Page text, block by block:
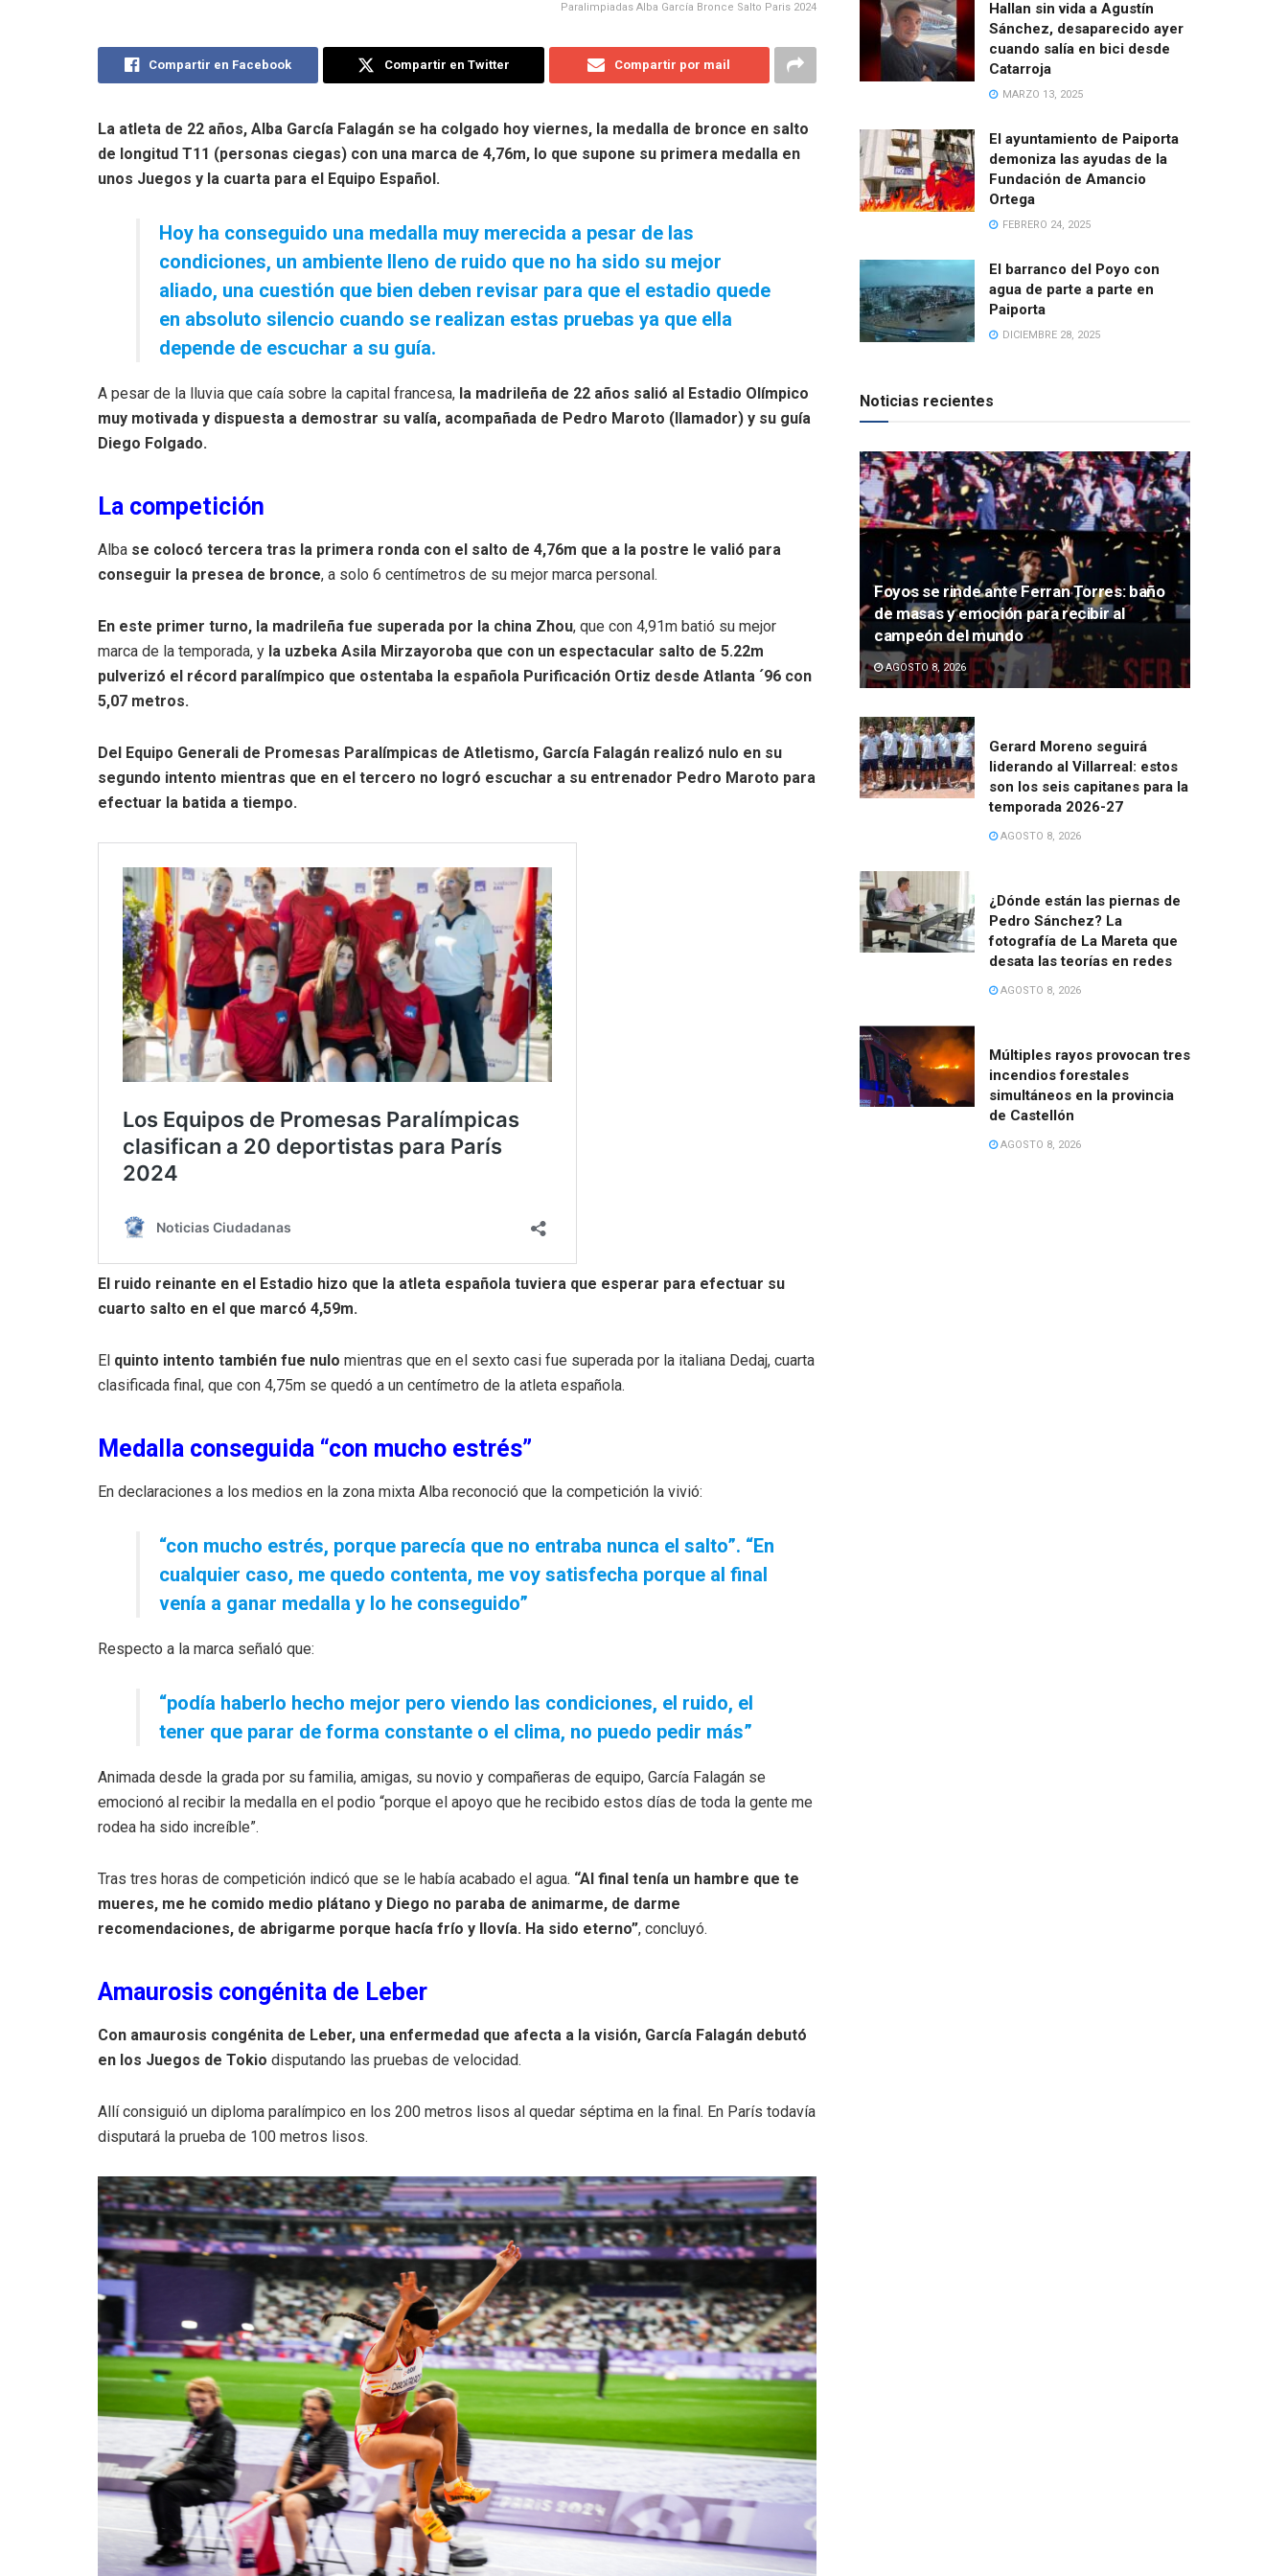
Paralimpiadas Alba García Bronce Salto Paris 2024
Compartir en Facebook Compartir en Twitter Compartir por mail
La atleta de 22 años, Alba García Falagán se ha colgado hoy viernes, la medalla de bronce en salto
de longitud T11 (personas ciegas) con una marca de 4,76m, lo que supone su primera medalla en
unos Juegos y la cuarta para el Equipo Español.
Hoy ha conseguido una medalla muy merecida a pesar de las
condiciones, un ambiente lleno de ruido que no ha sido su mejor
aliado, una cuestión que bien deben revisar para que el estadio quede
en absoluto silencio cuando se realizan estas pruebas ya que ella
depende de escuchar a su guía.
A pesar de la lluvia que caía sobre la capital francesa, la madrileña de 22 años salió al Estadio Olímpico
muy motivada y dispuesta a demostrar su valía, acompañada de Pedro Maroto (llamador) y su guía
Diego Folgado.
La competición
Alba se colocó tercera tras la primera ronda con el salto de 4,76m que a la postre le valió para
conseguir la presea de bronce, a solo 6 centímetros de su mejor marca personal.
En este primer turno, la madrileña fue superada por la china Zhou, que con 4,91m batió su mejor
marca de la temporada, y la uzbeka Asila Mirzayoroba que con un espectacular salto de 5.22m
pulverizó el récord paralímpico que ostentaba la española Purificación Ortiz desde Atlanta ´96 con
5,07 metros.
Del Equipo Generali de Promesas Paralímpicas de Atletismo, García Falagán realizó nulo en su
segundo intento mientras que en el tercero no logró escuchar a su entrenador Pedro Maroto para
efectuar la batida a tiempo.
El ruido reinante en el Estadio hizo que la atleta española tuviera que esperar para efectuar su
cuarto salto en el que marcó 4,59m.
El quinto intento también fue nulo mientras que en el sexto casi fue superada por la italiana Dedaj, cuarta
clasificada final, que con 4,75m se quedó a un centímetro de la atleta española.
Medalla conseguida “con mucho estrés”
En declaraciones a los medios en la zona mixta Alba reconoció que la competición la vivió:
“con mucho estrés, porque parecía que no entraba nunca el salto”. “En
cualquier caso, me quedo contenta, me voy satisfecha porque al final
venía a ganar medalla y lo he conseguido”
Respecto a la marca señaló que:
“podía haberlo hecho mejor pero viendo las condiciones, el ruido, el
tener que parar de forma constante o el clima, no puedo pedir más”
Animada desde la grada por su familia, amigas, su novio y compañeras de equipo, García Falagán se
emocionó al recibir la medalla en el podio “porque el apoyo que he recibido estos días de toda la gente me
rodea ha sido increíble”.
Tras tres horas de competición indicó que se le había acabado el agua. “Al final tenía un hambre que te
mueres, me he comido medio plátano y Diego no paraba de animarme, de darme
recomendaciones, de abrigarme porque hacía frío y llovía. Ha sido eterno”, concluyó.
Amaurosis congénita de Leber
Con amaurosis congénita de Leber, una enfermedad que afecta a la visión, García Falagán debutó
en los Juegos de Tokio disputando las pruebas de velocidad.
Allí consiguió un diploma paralímpico en los 200 metros lisos al quedar séptima en la final. En París todavía
disputará la prueba de 100 metros lisos.
Hallan sin vida a Agustín
Sánchez, desaparecido ayer
cuando salía en bici desde
Catarroja
MARZO 13, 2025
El ayuntamiento de Paiporta
demoniza las ayudas de la
Fundación de Amancio
Ortega
FEBRERO 24, 2025
El barranco del Poyo con
agua de parte a parte en
Paiporta
DICIEMBRE 28, 2025
Noticias recientes
Foyos se rinde ante Ferran Torres: baño
de masas y emoción para recibir al
campeón del mundo
AGOSTO 8, 2026
Gerard Moreno seguirá
liderando al Villarreal: estos
son los seis capitanes para la
temporada 2026-27
AGOSTO 8, 2026
¿Dónde están las piernas de
Pedro Sánchez? La
fotografía de La Mareta que
desata las teorías en redes
AGOSTO 8, 2026
Múltiples rayos provocan tres
incendios forestales
simultáneos en la provincia
de Castellón
AGOSTO 8, 2026